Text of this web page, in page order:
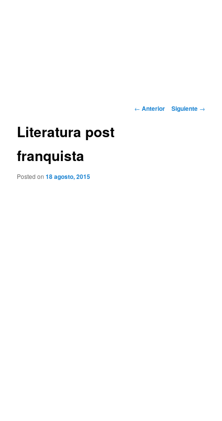
Navegación
← Anterior Siguiente →
Literatura post
franquista
Posted on18 agosto, 2015